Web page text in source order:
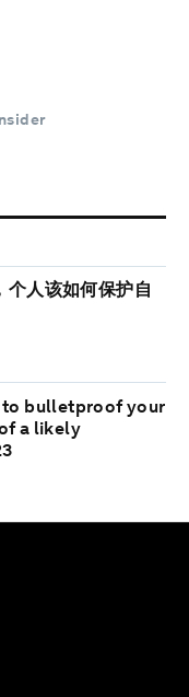
个人该如何保护自
to bulletproof your
a likely